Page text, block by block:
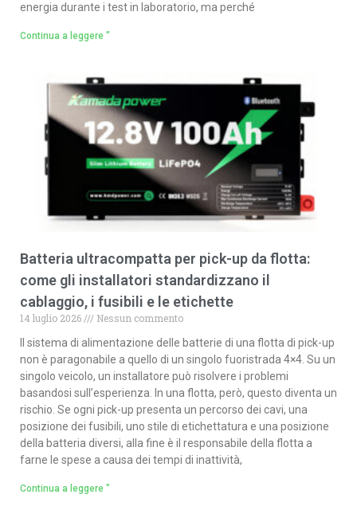
energia durante i test in laboratorio, ma perché
Continua a leggere "
Batteria ultracompatta per pick-up da flotta:
come gli installatori standardizzano il
cablaggio, i fusibili e le etichette
14 luglio 2026
Nessun commento
Il sistema di alimentazione delle batterie di una flotta di pick-up
non è paragonabile a quello di un singolo fuoristrada 4×4. Su un
singolo veicolo, un installatore può risolvere i problemi
basandosi sull’esperienza. In una flotta, però, questo diventa un
rischio. Se ogni pick-up presenta un percorso dei cavi, una
posizione dei fusibili, uno stile di etichettatura e una posizione
della batteria diversi, alla fine è il responsabile della flotta a
farne le spese a causa dei tempi di inattività,
Continua a leggere "